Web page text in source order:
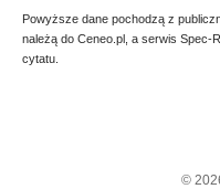
Powyższe dane pochodzą z
należą do Ceneo.pl, a serwis Spec-
cytatu.
©